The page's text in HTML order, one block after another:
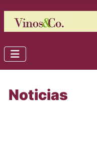
Noticias